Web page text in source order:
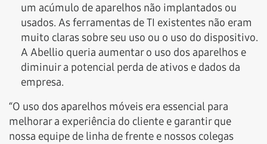
um acúmulo de aparelhos não implantados ou
usados. As ferramentas de TI existentes não eram
muito claras sobre seu uso ou o uso do dispositivo.
A Abellio queria aumentar o uso dos aparelhos e
diminuir a potencial perda de ativos e dados da
empresa.
“O uso dos aparelhos móveis era essencial para
melhorar a experiência do cliente e garantir que
nossa equipe de linha de frente e nossos colegas